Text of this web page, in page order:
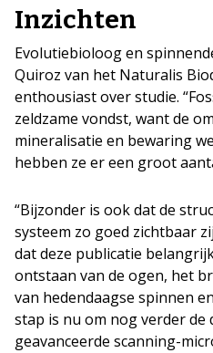
Inzichten
Evolutiebioloog en
Quiroz van het Naturalis
enthousiast over studie.
zeldzame vondst, want de
mineralisatie en bewaring
hebben ze er een groot
“Bijzonder is ook dat de
systeem zo goed zichtbaar
dat deze publicatie
ontstaan van de ogen, het
van hedendaagse spinnen
stap is nu om nog verder de
geavanceerde scanning-